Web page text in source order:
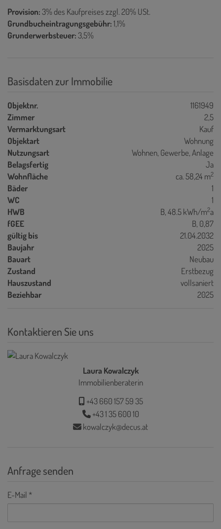
Provision:3% des Kaufpreises zzgl. 20% USt.
Grundbucheintragungsgebühr:1,1%
Grunderwerbsteuer:3,5%
Basisdaten zur Immobilie
Objektnr.
1161949
Zimmer
2,5
Vermarktungsart
Kauf
Objektart
Wohnung
Nutzungsart
Wohnen Gewerbe Anlage
Belagsfertig
Ja
Wohnfläche
ca. 58,24 m2
Bäder
1
WC
1
HWB
B, 48.5 kWh/m2a
fGEE
B, 0,87
gültig bis
21.04.2032
Baujahr
2025
Bauart
Neubau
Zustand
Erstbezug
Hauszustand
vollsaniert
Beziehbar
2025
Kontaktieren Sie uns
Laura Kowalczyk
Immobilienberaterin
+43 660 157 59 35
+43 1 35 600 10
kowalczyk@decus.at
Anfrage senden
E-Mail